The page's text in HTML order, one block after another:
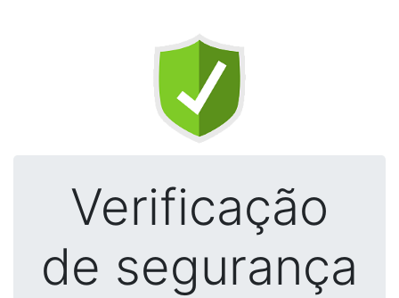
Verificação
de segurança